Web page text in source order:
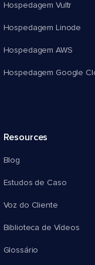
Hospedagem Vultr
Hospedagem Linode
Hospedagem AWS
Hospedagem Google
Resources
Blog
Estudos de Caso
Voz do Cliente
Biblioteca de Vídeos
Glossário